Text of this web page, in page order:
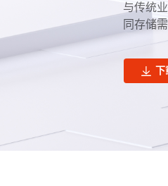
与传统
同存储
下